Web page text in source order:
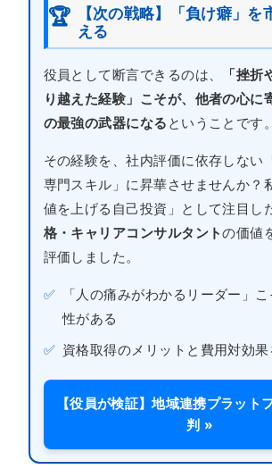
🏆
【次の戦略】「負け癖」を
える
役員として断言できるのは、
「挫
り越えた経験」こそが、他者の心に
の最強の武器になる ということです。
その経験を、社内評価に依存しない
専門スキル」に昇華させませんか？
値を上げる自己投資」として注目し
格・キャリアコンサルタントの価値
評価しました。
✅
「人の痛みがわかるリーダー」
性がある
✅ 資格取得のメリットと費用対効
【役員が検証】地域連携プラット
判 »